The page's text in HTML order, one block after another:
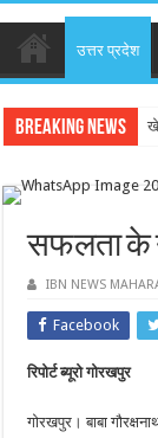
उत्तर प्रदेश
Breaking News
सफलता के
IBN NEWS
Facebook
रिपोर्ट ब्यूरो गोरखपुर
गोरखपुर। बाबा